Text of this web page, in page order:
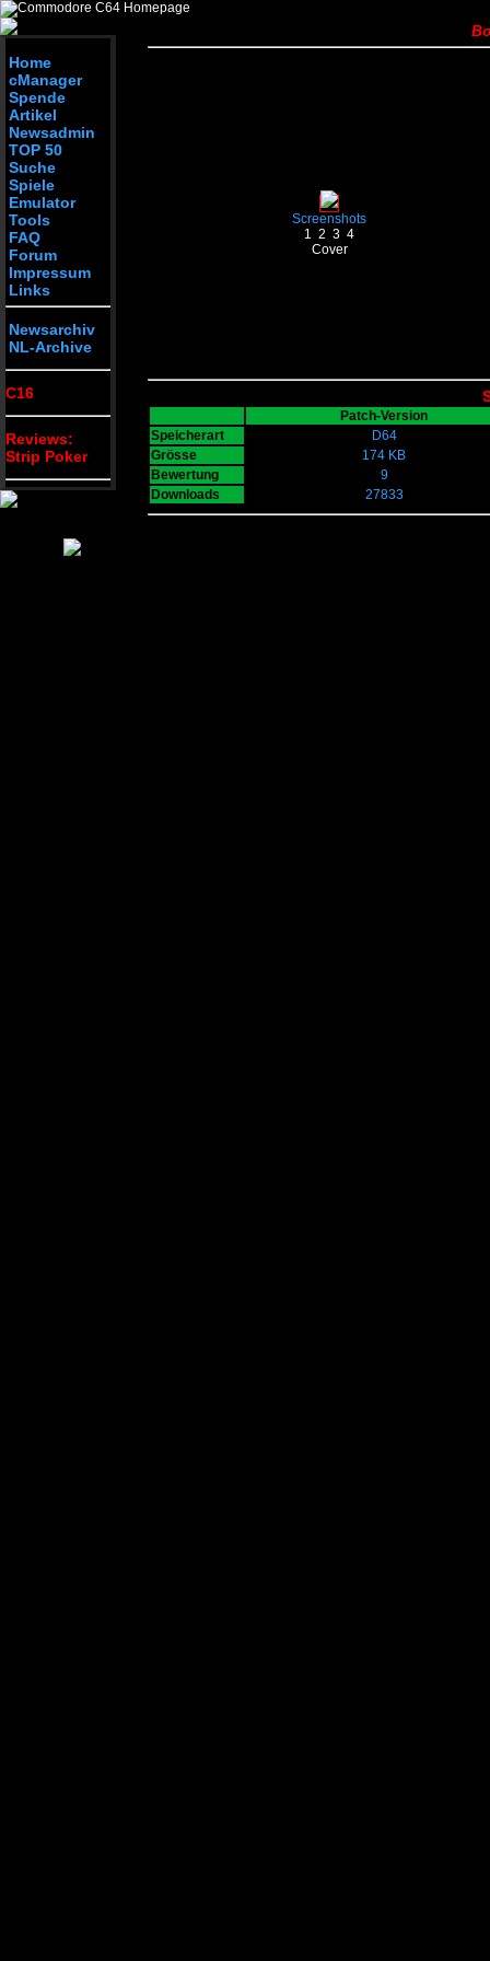
Home
cManager
Spende
Artikel
Newsadmin
TOP 50
Suche
Spiele
Emulator
Tools
FAQ
Forum
Impressum
Links
Newsarchiv
NL-Archive
C16
Reviews:
Strip Poker
Screenshots
1 2 3 4
Cover
Patch-Version
Speicherart
D64
Grösse
174 KB
Bewertung
9
Downloads
27833